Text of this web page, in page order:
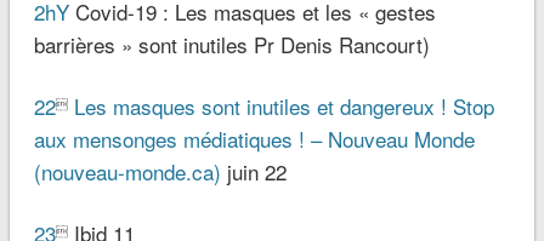
2hYCovid-19 : Les masques et les « gestes
barrières » sont inutiles Pr Denis Rancourt)
22 Les masques sont inutiles et dangereux ! Stop
aux mensonges médiatiques ! – Nouveau Monde
(nouveau-monde.ca) juin 22
23Ibid 11